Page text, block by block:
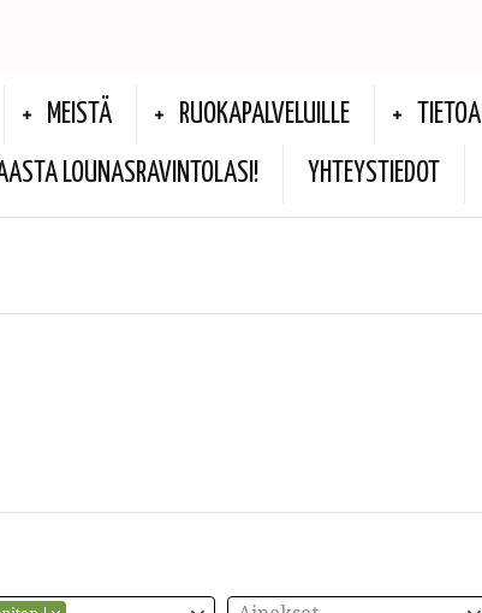
MEISTÄ RUOKAPALVELUILLE TIETOA
LOUNASRAVINTOLASI! YHTEYSTIEDOT